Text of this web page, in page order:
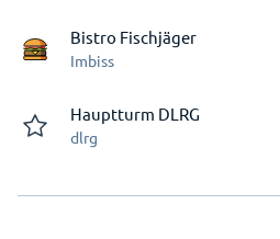
Bistro Fischjäger
Imbiss
Hauptturm DLRG
dlrg